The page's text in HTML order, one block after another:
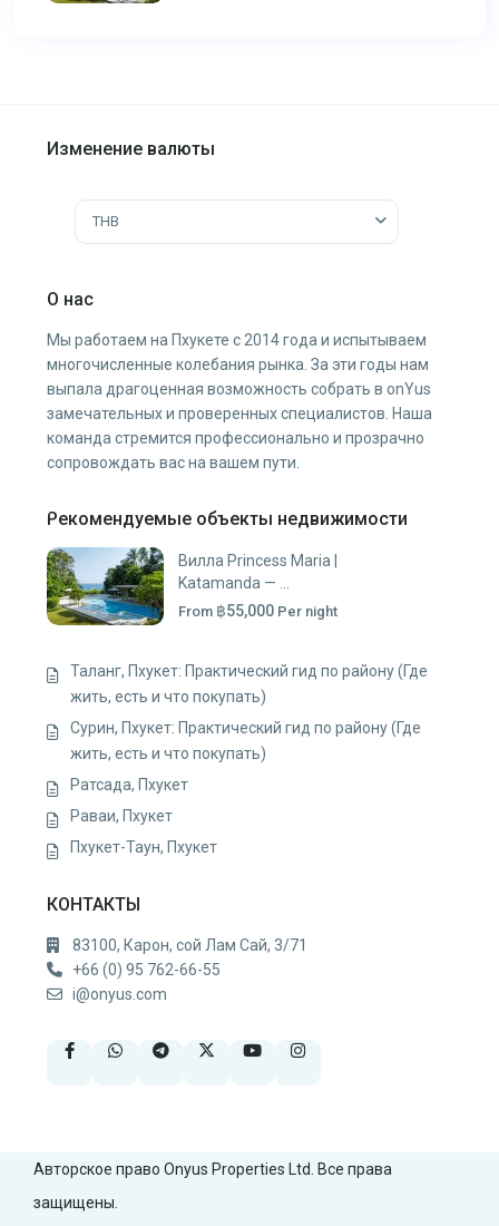
Изменение валюты
THB
О нас
Мы работаем на Пхукете с 2014 года и испытываем
многочисленные колебания рынка. За эти годы нам
выпала драгоценная возможность собрать в onYus
замечательных и проверенных специалистов. Наша
команда стремится профессионально и прозрачно
сопровождать вас на вашем пути.
Рекомендуемые объекты недвижимости
Вилла Princess Maria |
Katamanda — ...
From ฿55,000 Per night
Таланг, Пхукет: Практический гид по району (Где
жить, есть и что покупать)
Сурин, Пхукет: Практический гид по району (Где
жить, есть и что покупать)
Ратсада, Пхукет
Раваи, Пхукет
Пхукет-Таун, Пхукет
КОНТАКТЫ
83100, Карон, сой Лам Сай, 3/71
+66 (0) 95 762-66-55
i@onyus.com
Авторское право Onyus Properties Ltd. Все права
защищены.